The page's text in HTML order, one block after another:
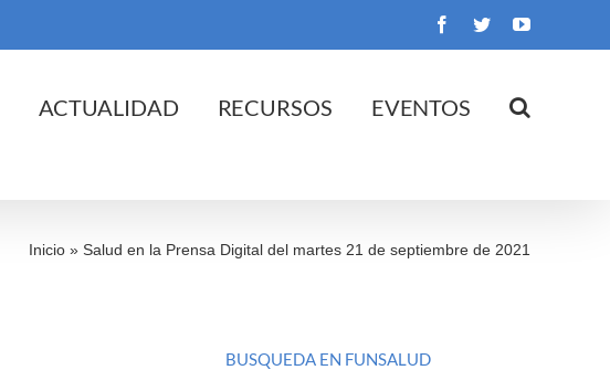
Facebook
TwitterYouTube
ACTUALIDAD RECURSOS EVENTOS
Inicio » Salud en la Prensa Digital del martes 21 de septiembre de 2021
BUSQUEDA EN FUNSALUD